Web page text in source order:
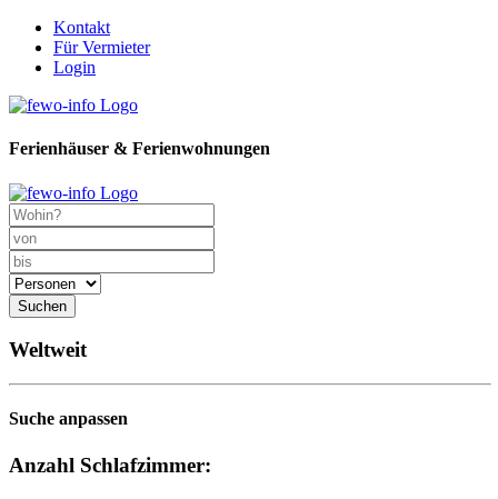
Kontakt
Für Vermieter
Login
Ferienhäuser & Ferienwohnungen
Suchen
Weltweit
Suche anpassen
Anzahl Schlafzimmer: